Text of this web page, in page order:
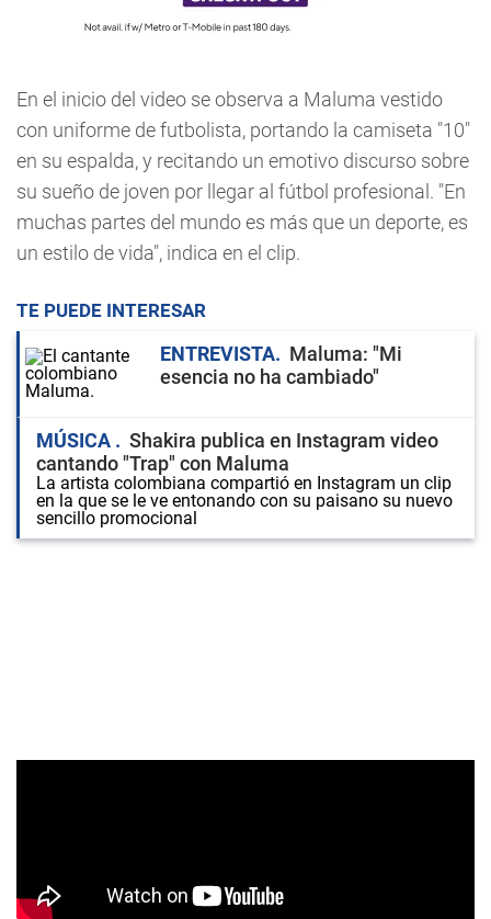
En el inicio del video se observa a Maluma vestido
con uniforme de futbolista, portando la camiseta "10"
en su espalda, y recitando un emotivo discurso sobre
su sueño de joven por llegar al fútbol profesional. "En
muchas partes del mundo es más que un deporte, es
un estilo de vida", indica en el clip.
TE PUEDE INTERESAR
ENTREVISTA
Maluma: "Mi
esencia no ha cambiado"
MÚSICA
Shakira publica en Instagram video
cantando "Trap" con Maluma
La artista colombiana compartió en Instagram un clip
en la que se le ve entonando con su paisano su nuevo
sencillo promocional